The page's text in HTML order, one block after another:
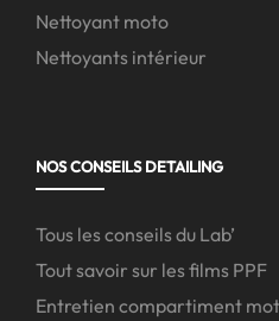
Nettoyant moto
Nettoyants intérieur
NOS CONSEILS DETAILING
Tous les conseils du Lab’
Tout savoir sur les films PPF
Entretien compartiment